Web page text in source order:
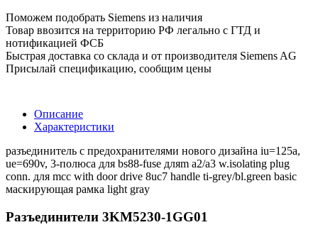
Поможем подобрать Siemens из наличия
Товар ввозится на территорию РФ легально с ГТД и
нотификацией ФСБ
Быстрая доставка со склада и от производителя Siemens AG
Присылай спецификацию, сообщим цены
Описание
Характеристики
разъединитель с предохранителями нового дизайна iu=125a,
ue=690v, 3-полюса для bs88-fuse дляm a2/a3 w.isolating plug
conn. для mcc with door drive 8uc7 handle ti-grey/bl.green basic
маскирующая рамка light gray
Разъединители 3KM5230-1GG01